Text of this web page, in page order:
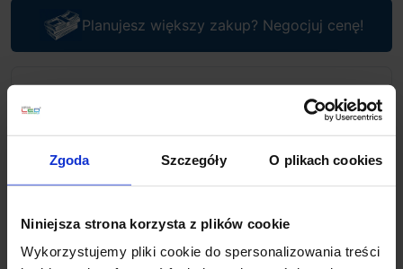
Zgoda Szczegóły O plikach cookies
Niniejsza strona korzysta z plików cookie
Wykorzystujemy pliki cookie do spersonalizowania treści
Planujesz większy zakup? Negocjuj cenę!
lub napisz do nas: pracujemy od 8:00 do 18:00,
odpowiedzi na e-maile od 8:00 do 22:00.
email